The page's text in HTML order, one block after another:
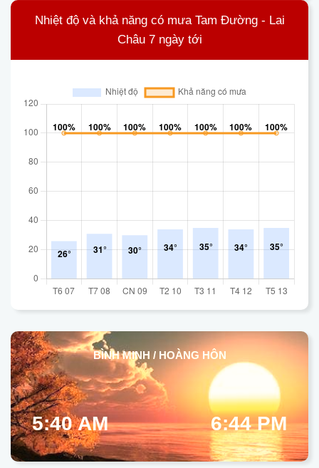
Nhiệt độ và khả năng có mưa Tam Đường - Lai
Châu 7 ngày tới
BÌNH MINH / HOÀNG HÔN
5:40 AM 6:44 PM